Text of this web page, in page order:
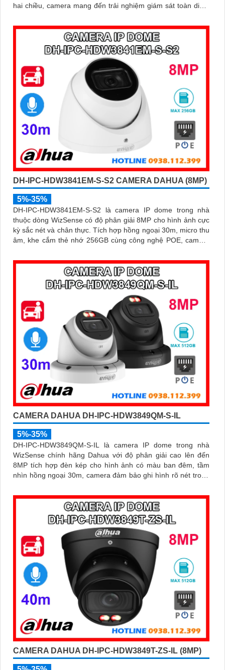
hai chiều, camera mang đến trải nghiệm giám sát toàn diện.
mặt và đếm người giúp nâng cao hiệu quả quản lý và an ninh
cho mọi không gian trong nhà
DH-IPC-HDW3841EM-S-S2 CAMERA DAHUA (8MP)
5%-35%
DH-IPC-HDW3841EM-S-S2 là camera IP dome trong nhà
thuộc dòng WizSense có độ phân giải 8MP cho hình ảnh cực
kỳ sắc nét và chân thực. Tích hợp hồng ngoại 30m, micro thu
âm, khe cắm thẻ nhớ 256GB cùng công nghệ POE, camera
CAMERA DAHUA DH-IPC-HDW3849QM-S-IL
5%-35%
DH-IPC-HDW3849QM-S-IL là camera IP dome trong nhà
WizSense chính hãng Dahua với độ phân giải cao lên đến
8MP tích hợp đèn kép cho hình ảnh có màu ban đêm, tầm
nhìn hồng ngoại 30m, camera đảm bảo ghi hình rõ nét trong
tích hợp micro ghi âm, chuẩn POE và khả năng nhận diện
chính xác người và phương tiện giám sát an ninh tốt
CAMERA DAHUA DH-IPC-HDW3849T-ZS-IL (8MP)